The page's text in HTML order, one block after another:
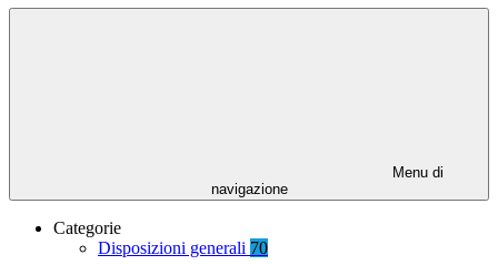
Menu di
navigazione
Categorie
Disposizioni generali 70